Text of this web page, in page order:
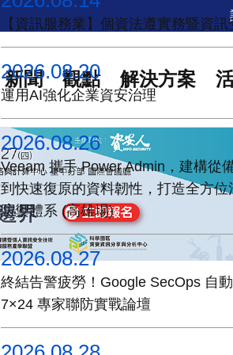
新聞 觀點 解決方案
【資訊服務業】個資法遵實務暨資
2026.08.20
運用AI強化企業資安治理
2026.08.26
Veeam 攜手 Power Admin，建構從
到快速復原的資料韌性，打造全方位
防禦體系 (高雄場)
2026.08.27
終結告警疲勞！Google SecOps 自
7×24 專家聯防實戰論壇